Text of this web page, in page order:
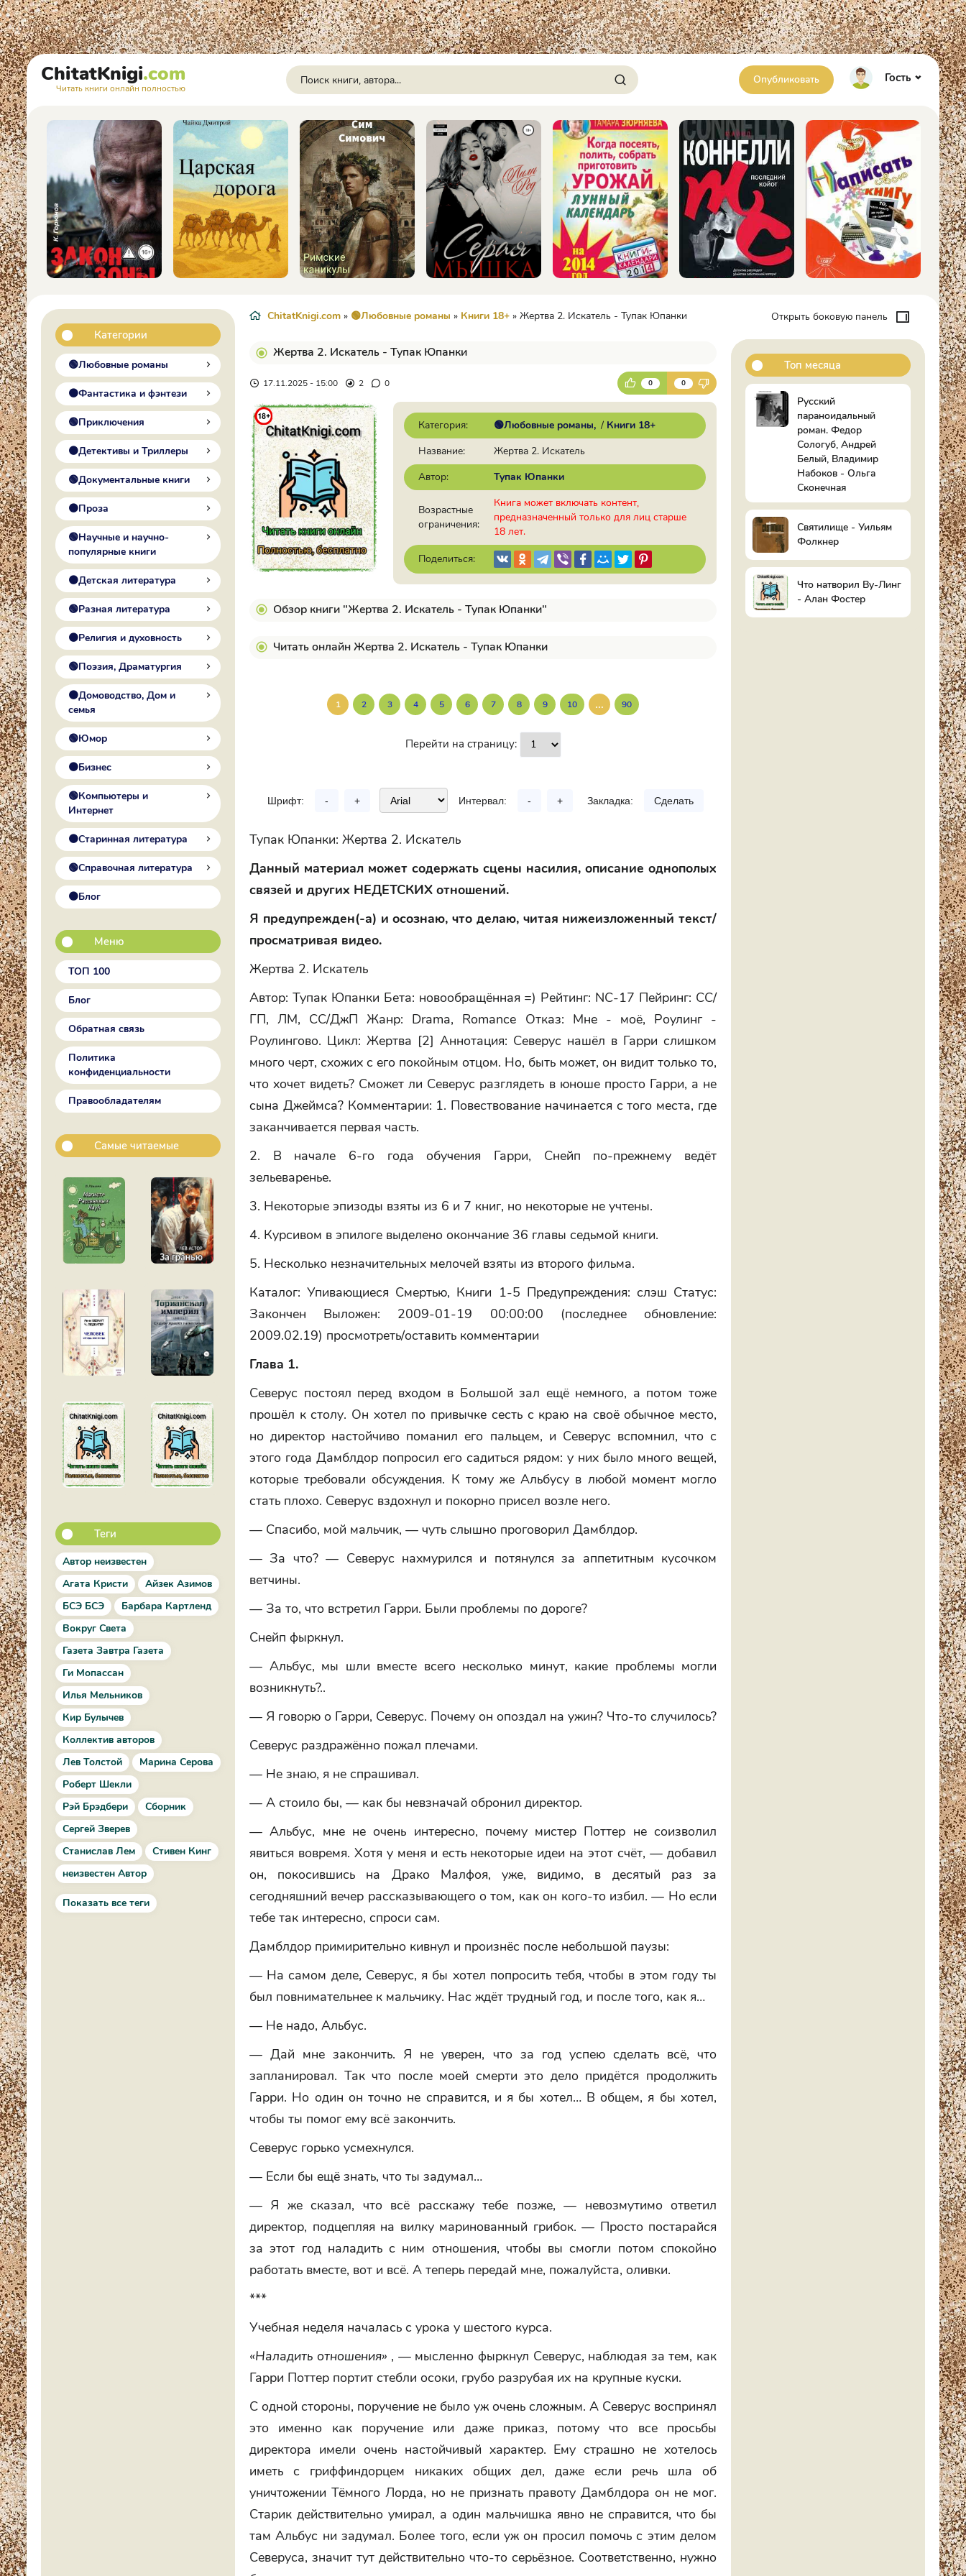
ChitatKnigi.com
Читать книги онлайн полностью
Опубликовать Гость
Категории
🟢Любовные романы
🟠Фантастика и фэнтези
🟢Приключения
🟠Детективы и Триллеры
🟢Документальные книги
🟠Проза
🟢Научные и научно-
популярные книги
🟠Детская литература
🟢Разная литература
🟠Религия и духовность
🟢Поэзия, Драматургия
🟠Домоводство, Дом и
семья
🟢Юмор
🟠Бизнес
🟢Компьютеры и
Интернет
🟠Старинная литература
🟢Справочная литература
🟠Блог
Меню
ТОП 100
Блог
Обратная связь
Политика
конфиденциальности
Правообладателям
Самые читаемые
Теги
Автор неизвестен
Агата Кристи
Айзек Азимов
БСЭ БСЭ
Барбара Картленд
Вокруг Света
Газета Завтра Газета
Ги Мопассан
Илья Мельников
Кир Булычев
Коллектив авторов
Лев Толстой
Марина Серова
Роберт Шекли
Рэй Брэдбери
Сборник
Сергей Зверев
Станислав Лем
Стивен Кинг
неизвестен Автор
Показать все теги
ChitatKnigi.com » 🟢Любовные романы » Книги 18+ » Жертва 2. Искатель - Тупак Юпанки
Жертва 2. Искатель - Тупак Юпанки
17.11.2025 - 15:00 2 0 0 0
Категория: 🟢Любовные романы / Книги 18+
Название:
Жертва 2. Искатель
Автор:
Тупак Юпанки
Возрастные
ограничения:
Книга может включать контент,
предназначенный только для лиц старше
18 лет.
Поделиться:
Обзор книги "Жертва 2. Искатель - Тупак Юпанки"
Читать онлайн Жертва 2. Искатель - Тупак Юпанки
1 2 3 4 5 6 7 8 9 10 ... 90
Перейти на страницу:
Шрифт: - + Интервал: - + Закладка: Сделать
Тупак Юпанки: Жертва 2. Искатель
Данный материал может содержать сцены насилия, описание однополых
связей и других НЕДЕТСКИХ отношений.
Я предупрежден(-а) и осознаю, что делаю, читая нижеизложенный текст/
просматривая видео.
Жертва 2. Искатель
Автор: Тупак Юпанки Бета: новообращённая =) Рейтинг: NC-17 Пейринг: СС/
ГП, ЛМ, СС/ДжП Жанр: Drama, Romance Отказ: Мне - моё, Роулинг -
Роулингово. Цикл: Жертва [2] Аннотация: Северус нашёл в Гарри слишком
много черт, схожих с его покойным отцом. Но, быть может, он видит только то,
что хочет видеть? Сможет ли Северус разглядеть в юноше просто Гарри, а не
сына Джеймса? Комментарии: 1. Повествование начинается с того места, где
заканчивается первая часть.
2. В начале 6-го года обучения Гарри, Снейп по-прежнему ведёт
зельеваренье.
3. Некоторые эпизоды взяты из 6 и 7 книг, но некоторые не учтены.
4. Курсивом в эпилоге выделено окончание 36 главы седьмой книги.
5. Несколько незначительных мелочей взяты из второго фильма.
Каталог: Упивающиеся Смертью, Книги 1-5 Предупреждения: слэш Статус:
Закончен Выложен: 2009-01-19 00:00:00 (последнее обновление:
2009.02.19) просмотреть/оставить комментарии
Глава 1.
Северус постоял перед входом в Большой зал ещё немного, а потом тоже
прошёл к столу. Он хотел по привычке сесть с краю на своё обычное место,
но директор настойчиво поманил его пальцем, и Северус вспомнил, что с
этого года Дамблдор попросил его садиться рядом: у них было много вещей,
которые требовали обсуждения. К тому же Альбусу в любой момент могло
стать плохо. Северус вздохнул и покорно присел возле него.
— Спасибо, мой мальчик, — чуть слышно проговорил Дамблдор.
— За что? — Северус нахмурился и потянулся за аппетитным кусочком
ветчины.
— За то, что встретил Гарри. Были проблемы по дороге?
Снейп фыркнул.
— Альбус, мы шли вместе всего несколько минут, какие проблемы могли
возникнуть?..
— Я говорю о Гарри, Северус. Почему он опоздал на ужин? Что-то случилось?
Северус раздражённо пожал плечами.
— Не знаю, я не спрашивал.
— А стоило бы, — как бы невзначай обронил директор.
— Альбус, мне не очень интересно, почему мистер Поттер не соизволил
явиться вовремя. Хотя у меня и есть некоторые идеи на этот счёт, — добавил
он, покосившись на Драко Малфоя, уже, видимо, в десятый раз за
сегодняшний вечер рассказывающего о том, как он кого-то избил. — Но если
тебе так интересно, спроси сам.
Дамблдор примирительно кивнул и произнёс после небольшой паузы:
— На самом деле, Северус, я бы хотел попросить тебя, чтобы в этом году ты
был повнимательнее к мальчику. Нас ждёт трудный год, и после того, как я…
— Не надо, Альбус.
— Дай мне закончить. Я не уверен, что за год успею сделать всё, что
запланировал. Так что после моей смерти это дело придётся продолжить
Гарри. Но один он точно не справится, и я бы хотел… В общем, я бы хотел,
чтобы ты помог ему всё закончить.
Северус горько усмехнулся.
— Если бы ещё знать, что ты задумал…
— Я же сказал, что всё расскажу тебе позже, — невозмутимо ответил
директор, подцепляя на вилку маринованный грибок. — Просто постарайся
за этот год наладить с ним отношения, чтобы вы смогли потом спокойно
работать вместе, вот и всё. А теперь передай мне, пожалуйста, оливки.
***
Учебная неделя началась с урока у шестого курса.
«Наладить отношения» , — мысленно фыркнул Северус, наблюдая за тем, как
Гарри Поттер портит стебли осоки, грубо разрубая их на крупные куски.
С одной стороны, поручение не было уж очень сложным. А Северус воспринял
это именно как поручение или даже приказ, потому что все просьбы
директора имели очень настойчивый характер. Ему страшно не хотелось
иметь с гриффиндорцем никаких общих дел, даже если речь шла об
уничтожении Тёмного Лорда, но не признать правоту Дамблдора он не мог.
Старик действительно умирал, а один мальчишка явно не справится, что бы
там Альбус ни задумал. Более того, если уж он просил помочь с этим делом
Северуса, значит тут действительно что-то серьёзное. Соответственно, нужно
Открыть боковую панель
Топ месяца
Русский
параноидальный
роман. Федор
Сологуб, Андрей
Белый, Владимир
Набоков - Ольга
Сконечная
Святилище - Уильям
Фолкнер
Что натворил Ву-Линг
- Алан Фостер